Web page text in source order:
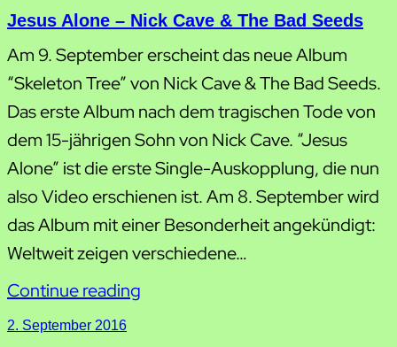
Jesus Alone – Nick Cave & The Bad Seeds
Am 9. September erscheint das neue Album
“Skeleton Tree” von Nick Cave & The Bad Seeds.
Das erste Album nach dem tragischen Tode von
dem 15-jährigen Sohn von Nick Cave. “Jesus
Alone” ist die erste Single-Auskopplung, die nun
also Video erschienen ist. Am 8. September wird
das Album mit einer Besonderheit angekündigt:
Weltweit zeigen verschiedene…
Continue reading
2. September 2016